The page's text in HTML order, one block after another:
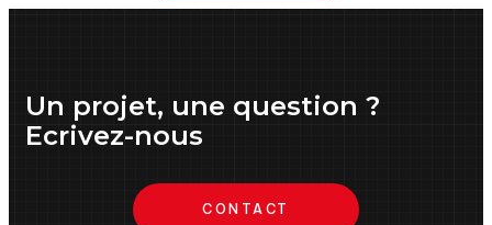
Un projet, une question ?
Ecrivez-nous
CONTACT